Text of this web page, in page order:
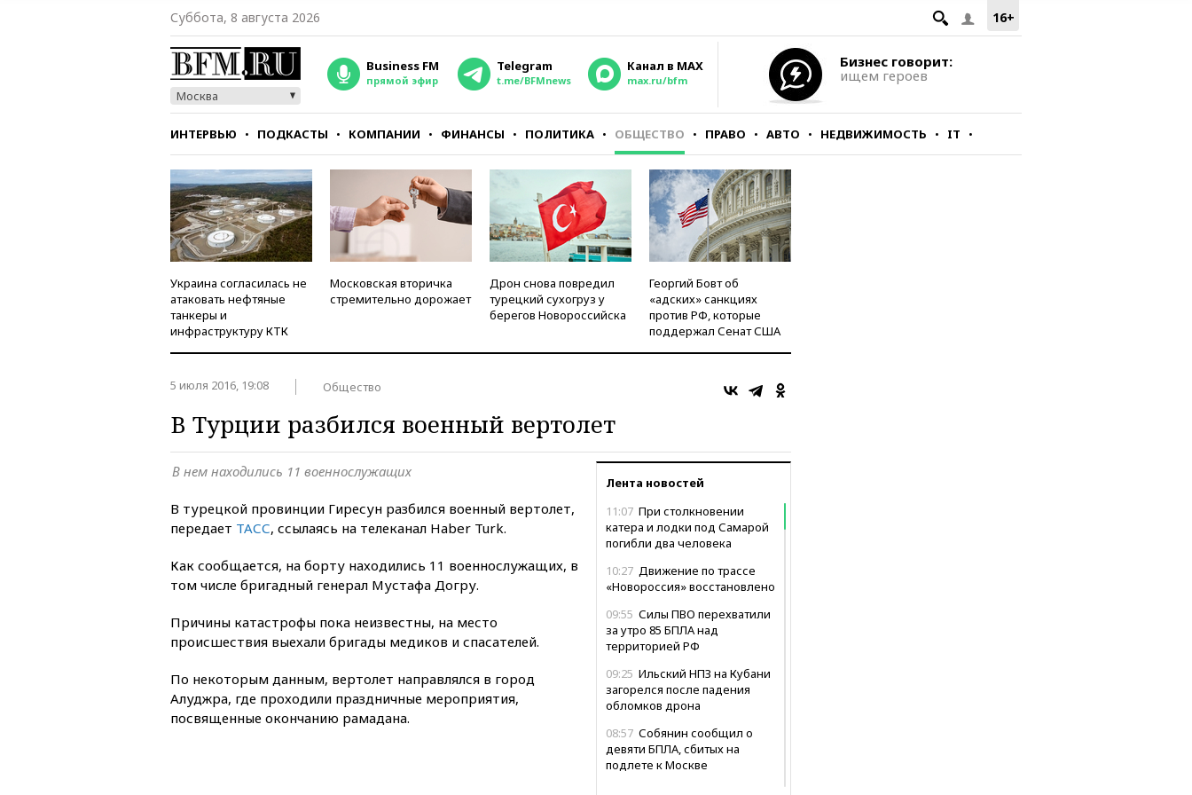
16+
Суббота, 8 августа 2026
Москва
Business FM
прямой эфир
Telegram
t.me/BFMnews
Канал в MAX
max.ru/bfm
Бизнес говорит:
ищем героев
ИНТЕРВЬЮ ПОДКАСТЫ КОМПАНИИ ФИНАНСЫ ПОЛИТИКА ОБЩЕСТВО ПРАВО АВТО НЕДВИЖИМОСТЬ IT
СТИЛЬ ТЕСТЫ
Украина согласилась не
атаковать нефтяные
танкеры и
инфраструктуру КТК
Московская вторичка
стремительно дорожает
Дрон снова повредил
турецкий сухогруз у
берегов Новороссийска
Георгий Бовт об
«адских» санкциях
против РФ, которые
поддержал Сенат США
5 июля 2016, 19:08 Общество
В Турции разбился военный вертолет
Лента новостей
11:07 При столкновении
катера и лодки под Самарой
погибли два человека
10:27 Движение по трассе
«Новороссия» восстановлено
09:55 Силы ПВО перехватили
за утро 85 БПЛА над
территорией РФ
09:25 Ильский НПЗ на Кубани
загорелся после падения
обломков дрона
08:57 Собянин сообщил о
девяти БПЛА, сбитых на
подлете к Москве
В нем находились 11 военнослужащих
В турецкой провинции Гиресун разбился военный вертолет,
передает ТАСС, ссылаясь на телеканал Haber Turk.
Как сообщается, на борту находились 11 военнослужащих, в
том числе бригадный генерал Мустафа Догру.
Причины катастрофы пока неизвестны, на место
происшествия выехали бригады медиков и спасателей.
По некоторым данным, вертолет направлялся в город
Алуджра, где проходили праздничные мероприятия,
посвященные окончанию рамадана.